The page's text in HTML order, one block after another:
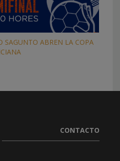
SAGUNTO ABREN LA COPA
CONTACTO